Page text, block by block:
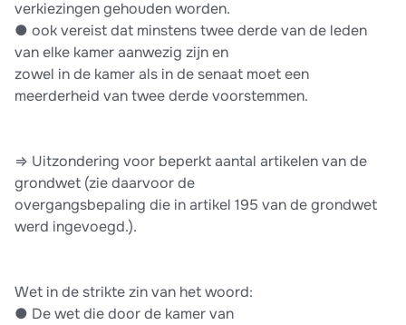
verkiezingen gehouden worden.
●​ ook vereist dat minstens twee derde van de leden
van elke kamer aanwezig zijn en
zowel in de kamer als in de senaat moet een
meerderheid van twee derde voorstemmen.
⇒ Uitzondering voor beperkt aantal artikelen van de
grondwet (zie daarvoor de
overgangsbepaling die in artikel 195 van de grondwet
werd ingevoegd.).
Wet in de strikte zin van het woord:
●​ De wet die door de kamer van